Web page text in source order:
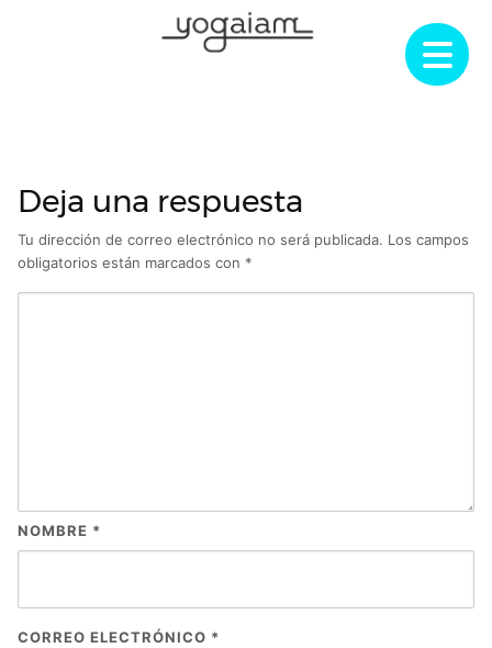
Deja una respuesta
Tu dirección de correo electrónico no será publicada. Los campos
obligatorios están marcados con *
NOMBRE *
CORREO ELECTRÓNICO *